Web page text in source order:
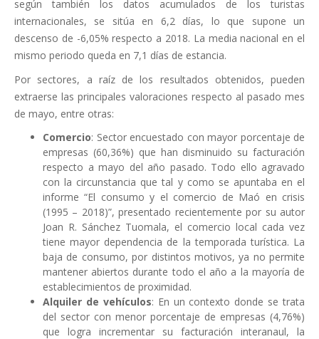
según también los datos acumulados de los turistas
internacionales, se sitúa en 6,2 días, lo que supone un
descenso de -6,05% respecto a 2018. La media nacional en el
mismo periodo queda en 7,1 días de estancia.
Por sectores, a raíz de los resultados obtenidos, pueden
extraerse las principales valoraciones respecto al pasado mes
de mayo, entre otras:
Comercio: Sector encuestado con mayor porcentaje de
empresas (60,36%) que han disminuido su facturación
respecto a mayo del año pasado. Todo ello agravado
con la circunstancia que tal y como se apuntaba en el
informe “El consumo y el comercio de Maó en crisis
(1995 – 2018)”, presentado recientemente por su autor
Joan R. Sánchez Tuomala, el comercio local cada vez
tiene mayor dependencia de la temporada turística. La
baja de consumo, por distintos motivos, ya no permite
mantener abiertos durante todo el año a la mayoría de
establecimientos de proximidad.
Alquiler de vehículos: En un contexto donde se trata
del sector con menor porcentaje de empresas (4,76%)
que logra incrementar su facturación interanaul, la